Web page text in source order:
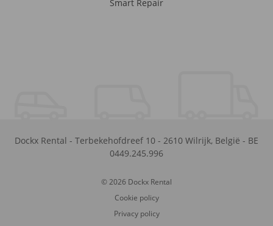
Smart Repair
Dockx Rental - Terbekehofdreef 10 - 2610 Wilrijk, België - BE
0449.245.996
© 2026 Dockx Rental
Cookie policy
Privacy policy